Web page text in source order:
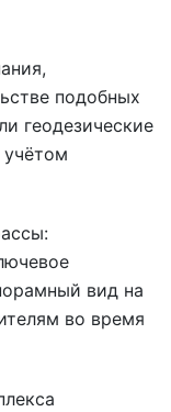
подобных
геодезические
вид на
во время